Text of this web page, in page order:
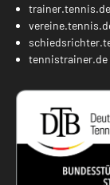
tennistrainer.de